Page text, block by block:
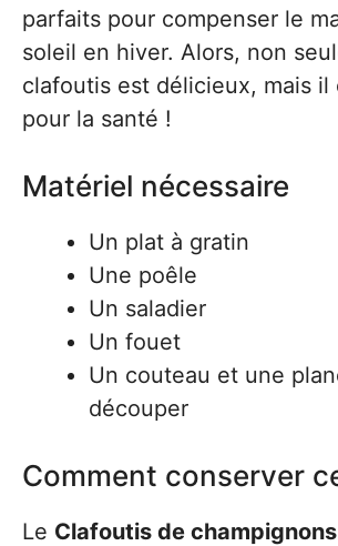
parfaits pour compenser le
soleil en hiver. Alors, non
clafoutis est délicieux, mais il
pour la santé !
Matériel nécessaire
Un plat à gratin
Une poêle
Un saladier
Un fouet
Un couteau et une
découper
Comment conserver
Le Clafoutis de